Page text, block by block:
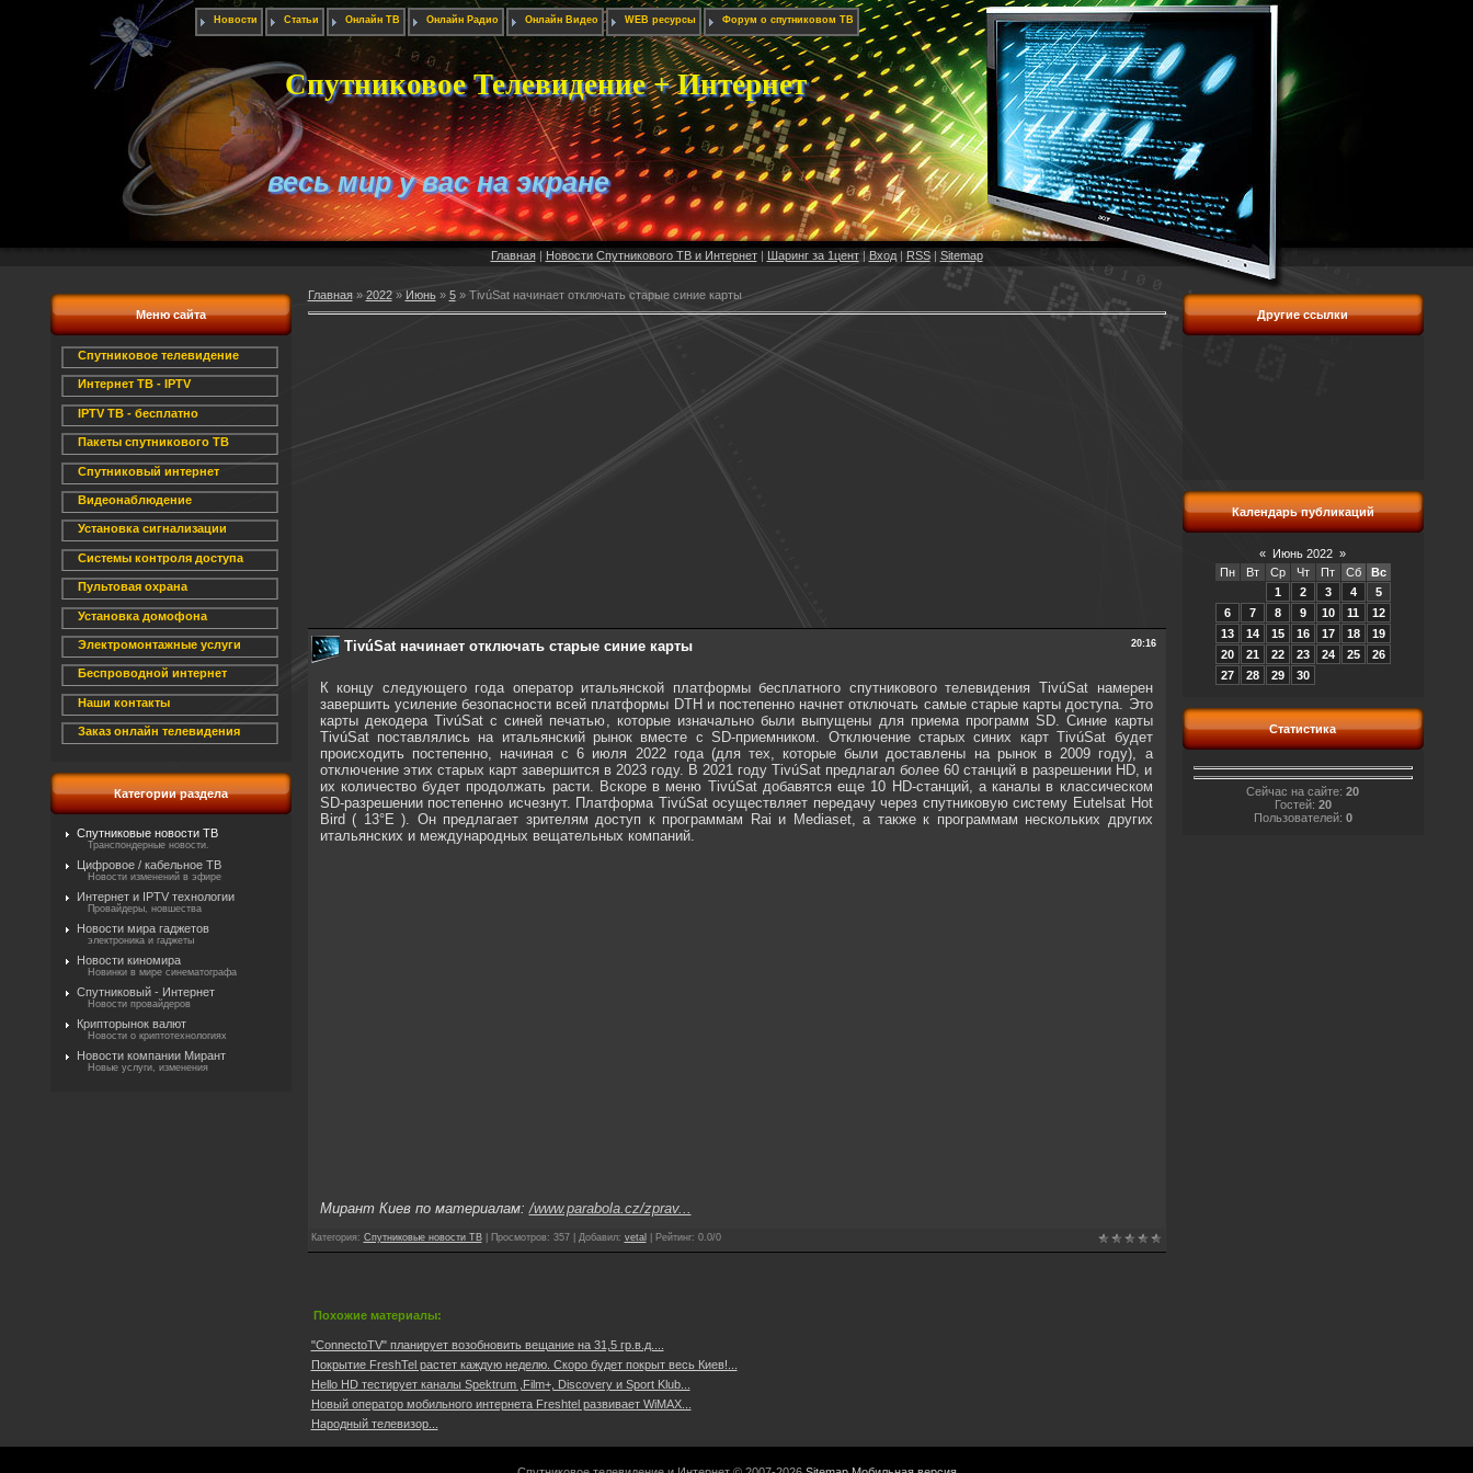
Новости Статьи Онлайн ТВ Онлайн Радио Онлайн Видео WEB ресурсы Форум о спутниковом ТВ
Спутниковое Телевидение + Интернет
весь мир у вас на экране
Главная| Новости Спутникового ТВ и Интернет| Шаринг за 1цент|Вход| RSS| Sitemap
Меню сайта
Спутниковое телевидение
Интернет ТВ - IPTV
IPTV ТВ - бесплатно
Пакеты спутникового ТВ
Спутниковый интернет
Видеонаблюдение
Установка сигнализации
Системы контроля доступа
Пультовая охрана
Установка домофона
Электромонтажные услуги
Беспроводной интернет
Наши контакты
Заказ онлайн телевидения
Категории раздела
Спутниковые новости ТВ
Транспондерные новости.
Цифровое / кабельное ТВ
Новости изменений в эфире
Интернет и IPTV технологии
Провайдеры, новшества
Новости мира гаджетов
электроника и гаджеты
Новости киномира
Новинки в мире синематографа
Спутниковый - Интернет
Новости провайдеров
Крипторынок валют
Новости о криптотехнологиях
Новости компании Мирант
Новые услуги, изменения
Главная» 2022 » Июнь » 5» TivúSat начинает отключать старые синие карты
20:16
TivúSat начинает отключать старые синие карты
К концу следующего года оператор итальянской платформы бесплатного спутникового телевидения TivúSat намерен
завершить усиление безопасности всей платформы DTH и постепенно начнет отключать самые старые карты доступа. Это
карты декодера TivúSat с синей печатью, которые изначально были выпущены для приема программ SD. Синие карты
TivúSat поставлялись на итальянский рынок вместе с SD-приемником. Отключение старых синих карт TivúSat будет
происходить постепенно, начиная с 6 июля 2022 года (для тех, которые были доставлены на рынок в 2009 году), а
отключение этих старых карт завершится в 2023 году. В 2021 году TivúSat предлагал более 60 станций в разрешении HD, и
их количество будет продолжать расти. Вскоре в меню TivúSat добавятся еще 10 HD-станций, а каналы в классическом
SD-разрешении постепенно исчезнут. Платформа TivúSat осуществляет передачу через спутниковую систему Eutelsat Hot
Bird ( 13°E ). Он предлагает зрителям доступ к программам Rai и Mediaset, а также к программам нескольких других
итальянских и международных вещательных компаний.
Мирант Киев по материалам: /www.parabola.cz/zprav...
Категория: Спутниковые новости ТВ| Просмотров: 357| Добавил: vetal Рейтинг: 0.0/0
Похожие материалы:
"ConnectoTV" планирует возобновить вещание на 31,5 гр.в.д....
Покрытие FreshTel растет каждую неделю. Скоро будет покрыт весь Киев!...
Hello HD тестирует каналы Spektrum ,Film+, Discovery и Sport Klub...
Новый оператор мобильного интернета Freshtel развивает WiMAX...
Народный телевизор...
Другие ссылки
Календарь публикаций
« Июнь 2022 »
Пн
Вт Ср Чт Пт Сб
Вс
1
2 3 4
5
6
7 8 9 10 11
12
13
14 15 16 17 18
19
20
21 22 23 24 25
26
27
28 29 30
Статистика
Сейчас на сайте: 20
Гостей: 20
Пользователей: 0